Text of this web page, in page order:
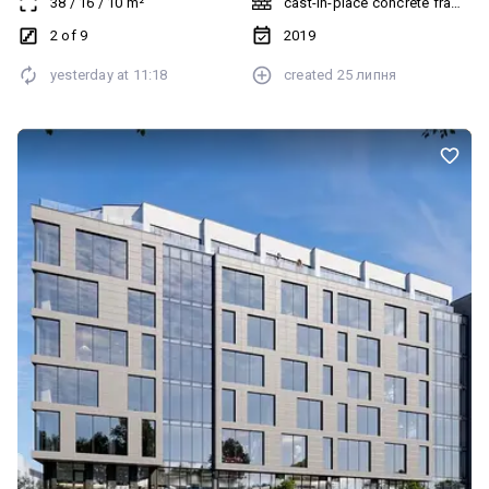
2 of 9
2019
yesterday at 11:18 created 25 липня